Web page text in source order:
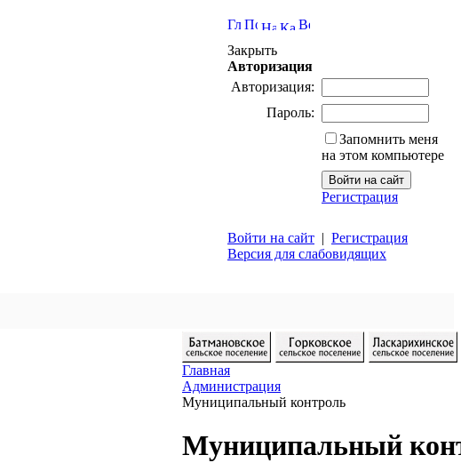
Закрыть
Авторизация
Авторизация:
Пароль:
Запомнить меня
на этом компьютере
Регистрация
Войти на сайт | Регистрация
Версия для слабовидящих
Главная
Администрация
Муниципальный контроль
Муниципальный